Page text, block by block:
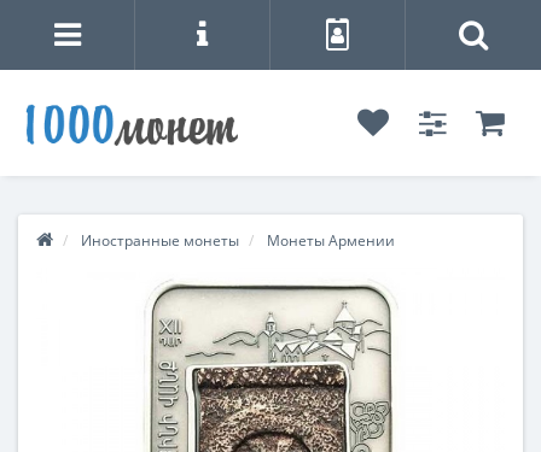
Иностранные монеты Монеты Армении